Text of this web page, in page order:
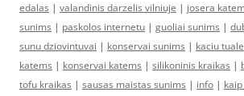
edalas | valandinis darzelis vilniuje | josera
sunims | paskolos internetu | guoliai sunims |
sunu dziovintuvai | konservai sunims | kaciu
katems | konservai katems | silikoninis kraikas |
tofu kraikas | sausas maistas sunims | info |